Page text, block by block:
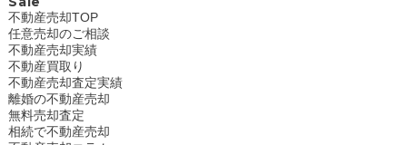
不動産売却TOP
任意売却のご相談
不動産売却実績
不動産買取り
不動産売却査定実績
離婚の不動産売却
無料売却査定
相続で不動産売却